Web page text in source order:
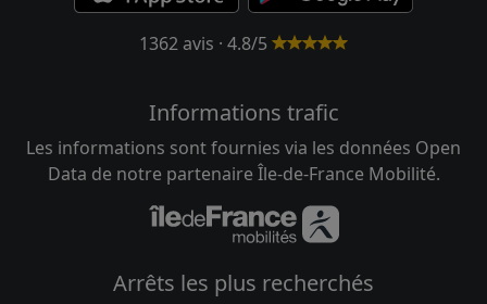
1362 avis · 4.8/5
Informations trafic
Les informations sont fournies via les données Open
Data de notre partenaire Île-de-France Mobilité.
Arrêts les plus recherchés